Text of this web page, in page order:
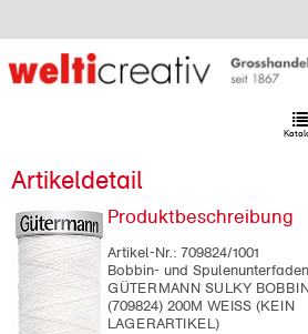
Artikeldetail
Produktbeschreibung
Artikel-Nr.: 709824/1001
Bobbin- und Spulenunterfaden
GÜTERMANN SULKY
(709824) 200M WEISS (KEIN
LAGERARTIKEL)